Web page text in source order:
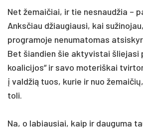
Net žemaičiai, ir tie nesnaudžia –
Anksčiau džiaugiausi, kai
programoje nenumatomas
Bet šiandien šie aktyvistai šliejasi
koalicijos“ ir savo moteriškai
į valdžią tuos, kurie ir nuo
toli.
Na, o labiausiai, kaip ir dauguma